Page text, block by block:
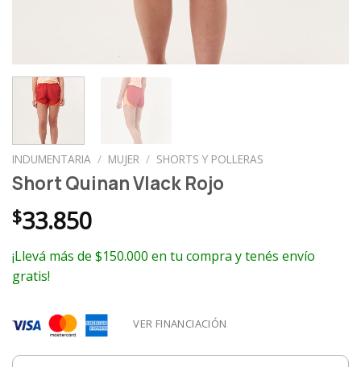
INDUMENTARIA / MUJER / SHORTS Y POLLERAS
Short Quinan Vlack Rojo
$33.850
¡Llevá más de $150.000 en tu compra y tenés envío
gratis!
VER FINANCIACIÓN